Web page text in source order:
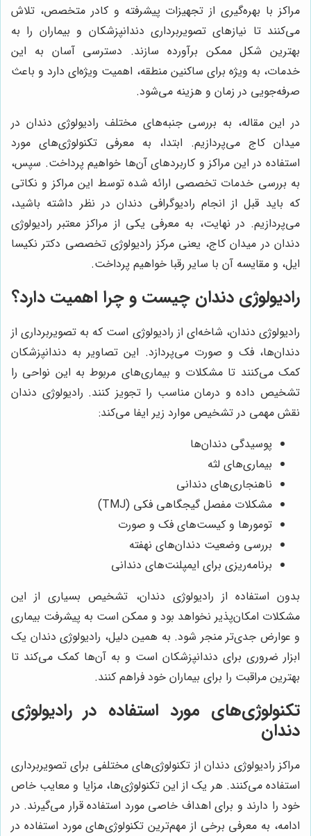
مراکز با بهره‌گیری از تجهیزات پیشرفته و کادر متخصص، تلاش
می‌کنند تا نیازهای تصویربرداری دندانپزشکان و بیماران را به
بهترین شکل ممکن برآورده سازند. دسترسی آسان به این
خدمات، به ویژه برای ساکنین منطقه، اهمیت ویژه‌ای دارد و باعث
صرفه‌جویی در زمان و هزینه می‌شود.
در این مقاله، به بررسی جنبه‌های مختلف رادیولوژی دندان در
میدان کاج می‌پردازیم. ابتدا، به معرفی تکنولوژی‌های مورد
استفاده در این مراکز و کاربردهای آن‌ها خواهیم پرداخت. سپس،
به بررسی خدمات تخصصی ارائه شده توسط این مراکز و نکاتی
که باید قبل از انجام رادیوگرافی دندان در نظر داشته باشید،
می‌پردازیم. در نهایت، به معرفی یکی از مراکز معتبر رادیولوژی
دندان در میدان کاج، یعنی مرکز رادیولوژی تخصصی دکتر نکیسا
ایل، و مقایسه آن با سایر رقبا خواهیم پرداخت.
رادیولوژی دندان چیست و چرا اهمیت دارد؟
رادیولوژی دندان، شاخه‌ای از رادیولوژی است که به تصویربرداری از
دندان‌ها، فک و صورت می‌پردازد. این تصاویر به دندانپزشکان
کمک می‌کنند تا مشکلات و بیماری‌های مربوط به این نواحی را
تشخیص داده و درمان مناسب را تجویز کنند. رادیولوژی دندان
نقش مهمی در تشخیص موارد زیر ایفا می‌کند:
پوسیدگی دندان‌ها
بیماری‌های لثه
ناهنجاری‌های دندانی
مشکلات مفصل گیجگاهی فکی (TMJ)
تومورها و کیست‌های فک و صورت
بررسی وضعیت دندان‌های نهفته
برنامه‌ریزی برای ایمپلنت‌های دندانی
بدون استفاده از رادیولوژی دندان، تشخیص بسیاری از این
مشکلات امکان‌پذیر نخواهد بود و ممکن است به پیشرفت بیماری
و عوارض جدی‌تر منجر شود. به همین دلیل، رادیولوژی دندان یک
ابزار ضروری برای دندانپزشکان است و به آن‌ها کمک می‌کند تا
بهترین مراقبت را برای بیماران خود فراهم کنند.
تکنولوژی‌های مورد استفاده در رادیولوژی
دندان
مراکز رادیولوژی دندان از تکنولوژی‌های مختلفی برای تصویربرداری
استفاده می‌کنند. هر یک از این تکنولوژی‌ها، مزایا و معایب خاص
خود را دارند و برای اهداف خاصی مورد استفاده قرار می‌گیرند. در
ادامه، به معرفی برخی از مهم‌ترین تکنولوژی‌های مورد استفاده در